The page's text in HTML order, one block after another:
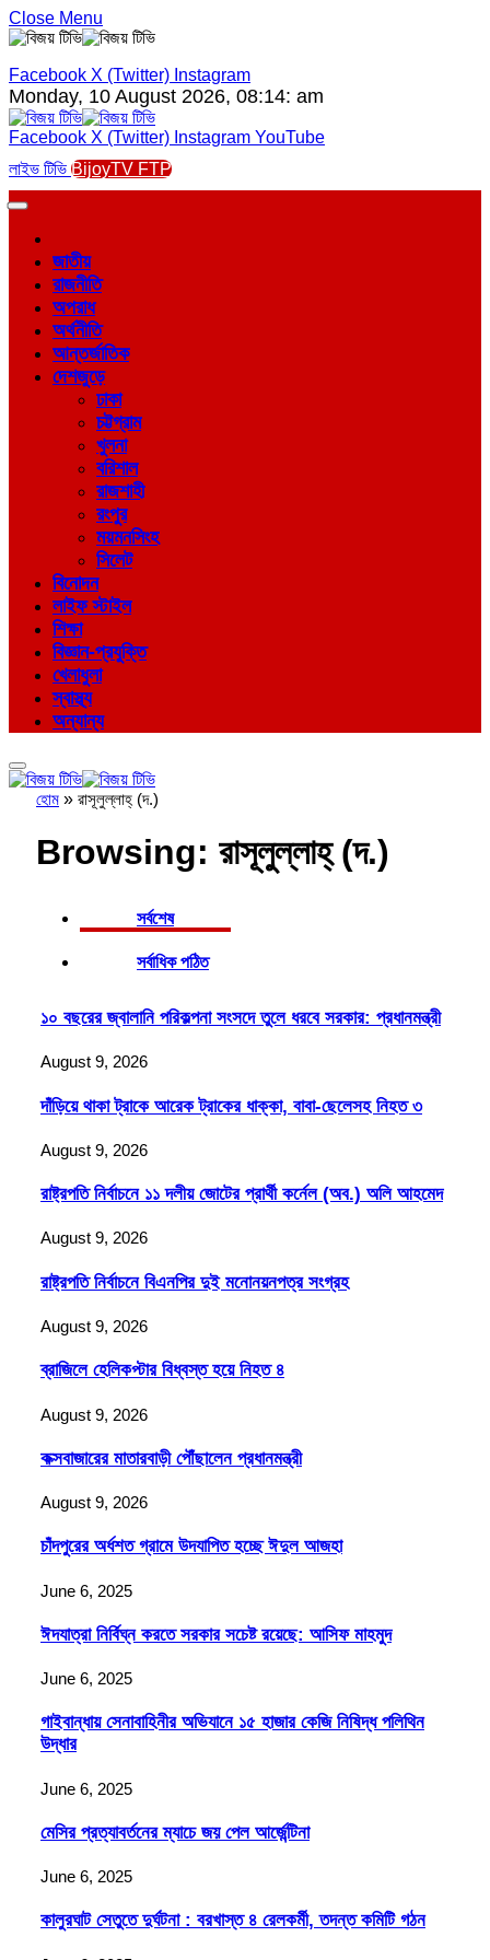
Close Menu
Facebook X (Twitter) Instagram
Monday, 10 August 2026, 08:14: am
Facebook X (Twitter) Instagram YouTube
লাইভ টিভি BijoyTV FTP
জাতীয়
রাজনীতি
অপরাধ
অর্থনীতি
আন্তর্জাতিক
দেশজুড়ে
ঢাকা
চট্টগ্রাম
খুলনা
বরিশাল
রাজশাহী
রংপুর
ময়মনসিংহ
সিলেট
বিনোদন
লাইফ স্টাইল
শিক্ষা
বিজ্ঞান-প্রযুক্তি
খেলাধুলা
স্বাস্থ্য
অন্যান্য
হোম » রাসূলুল্লাহ্ (দ.)
Browsing: রাসূলুল্লাহ্ (দ.)
সর্বশেষ
সর্বাধিক পঠিত
১০ বছরের জ্বালানি পরিকল্পনা সংসদে তুলে ধরবে সরকার: প্রধানমন্ত্রী
August 9, 2026
দাঁড়িয়ে থাকা ট্রাকে আরেক ট্রাকের ধাক্কা, বাবা-ছেলেসহ নিহত ৩
August 9, 2026
রাষ্ট্রপতি নির্বাচনে ১১ দলীয় জোটের প্রার্থী কর্নেল (অব.) অলি আহমেদ
August 9, 2026
রাষ্ট্রপতি নির্বাচনে বিএনপির দুই মনোনয়নপত্র সংগ্রহ
August 9, 2026
ব্রাজিলে হেলিকপ্টার বিধ্বস্ত হয়ে নিহত ৪
August 9, 2026
কক্সবাজারের মাতারবাড়ী পৌঁছালেন প্রধানমন্ত্রী
August 9, 2026
চাঁদপুরের অর্ধশত গ্রামে উদযাপিত হচ্ছে ঈদুল আজহা
June 6, 2025
ঈদযাত্রা নির্বিঘ্ন করতে সরকার সচেষ্ট রয়েছে: আসিফ মাহমুদ
June 6, 2025
গাইবান্ধায় সেনাবাহিনীর অভিযানে ১৫ হাজার কেজি নিষিদ্ধ পলিথিন
উদ্ধার
June 6, 2025
মেসির প্রত্যাবর্তনের ম্যাচে জয় পেল আর্জেন্টিনা
June 6, 2025
কালুরঘাট সেতুতে দুর্ঘটনা : বরখাস্ত ৪ রেলকর্মী, তদন্ত কমিটি গঠন